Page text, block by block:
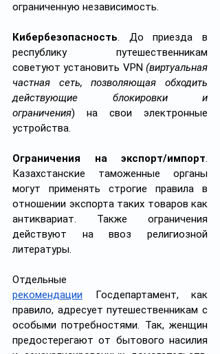
ограниченную независимость.
Кибербезопасность. До приезда в
республику путешественникам
советуют установить VPN (виртуальная
частная сеть, позволяющая обходить
действующие блокировки и
ограничения) на свои электронные
устройства.
Ограничения на экспорт/импорт.
Казахстанские таможенные органы
могут применять строгие правила в
отношении экспорта таких товаров как
антиквариат. Также ограничения
действуют на ввоз религиозной
литературы.
рекомендации Госдепартамент, как
правило, адресует путешественникам с
особыми потребностями. Так, женщин
предостерегают от бытового насилия